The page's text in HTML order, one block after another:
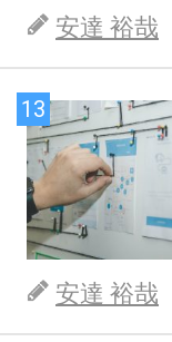
安達 裕哉
13
安達 裕哉